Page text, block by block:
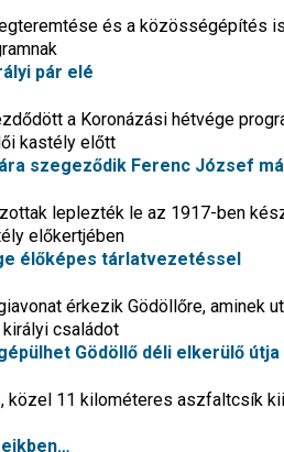
és a közösségépítés
pár elé
a Koronázási hétvége
kastély előtt
szegeződik Ferenc József
leplezték le az 1917-ben
előkertjében
élőképes tárlatvezetéssel
érkezik Gödöllőre, aminek
családot
Gödöllő déli elkerülő útja
közel 11 kilométeres aszfaltcsík